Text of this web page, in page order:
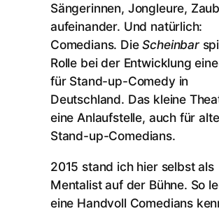
Sängerinnen, Jongleure,
aufeinander. Und natürlich:
Comedians. DieScheinbar
Rolle bei der Entwicklung
für Stand-up-Comedy in
Deutschland. Das kleine
eine Anlaufstelle, auch für
Stand-up-Comedians.
2015 stand ich hier selbst als
Mentalist auf der Bühne. So
eine Handvoll Comedians